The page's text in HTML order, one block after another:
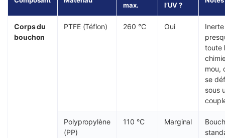
max.
l’UV ?
Corps du
bouchon
PTFE (Téflon) 260 °C Oui
toute
mou,
se
sous
Polypropylène
(PP)
110 °C Marginal